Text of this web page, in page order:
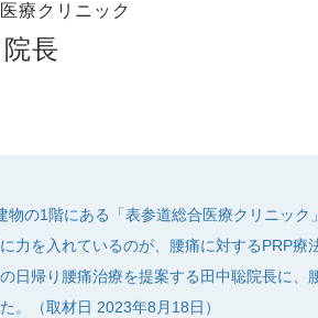
療クリニック
長
の1階にある「表参道総合医療クリニック
力を入れているのが、腰痛に対するPRP
日帰り腰痛治療を提案する田中聡院長に、
。（取材日 2023年8月18日）